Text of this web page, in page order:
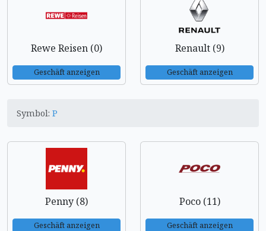
Rewe Reisen (0)
Geschäft anzeigen
Renault (9)
Geschäft anzeigen
Symbol: P
Penny (8)
Geschäft anzeigen
Poco (11)
Geschäft anzeigen